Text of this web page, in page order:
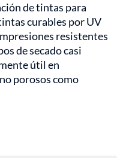
de tintas para
curables por UV
resistentes
de secado casi
útil en
porosos como